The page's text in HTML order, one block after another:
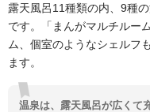
露天風呂11種類の内、9種
です。「まんがマルチルー
ム、個室のようなシェルフ
ます。
温泉は、露天風呂が広くて